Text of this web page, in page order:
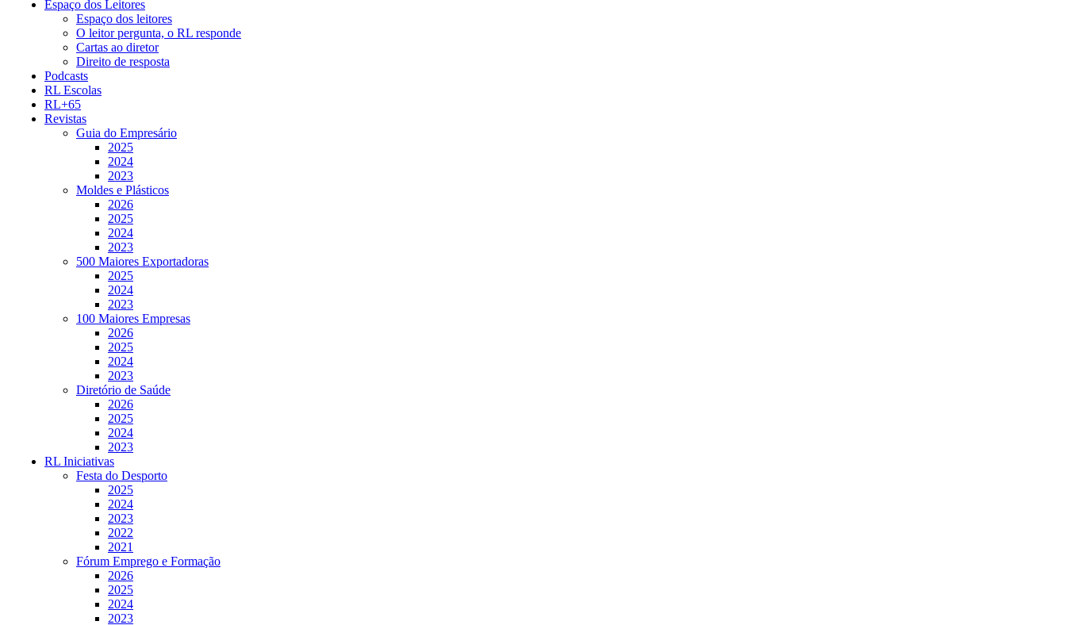
Espaço dos Leitores
Espaço dos leitores
O leitor pergunta, o RL responde
Cartas ao diretor
Direito de resposta
Podcasts
RL Escolas
RL+65
Revistas
Guia do Empresário
2025
2024
2023
Moldes e Plásticos
2026
2025
2024
2023
500 Maiores Exportadoras
2025
2024
2023
100 Maiores Empresas
2026
2025
2024
2023
Diretório de Saúde
2026
2025
2024
2023
RL Iniciativas
Festa do Desporto
2025
2024
2023
2022
2021
Fórum Emprego e Formação
2026
2025
2024
2023